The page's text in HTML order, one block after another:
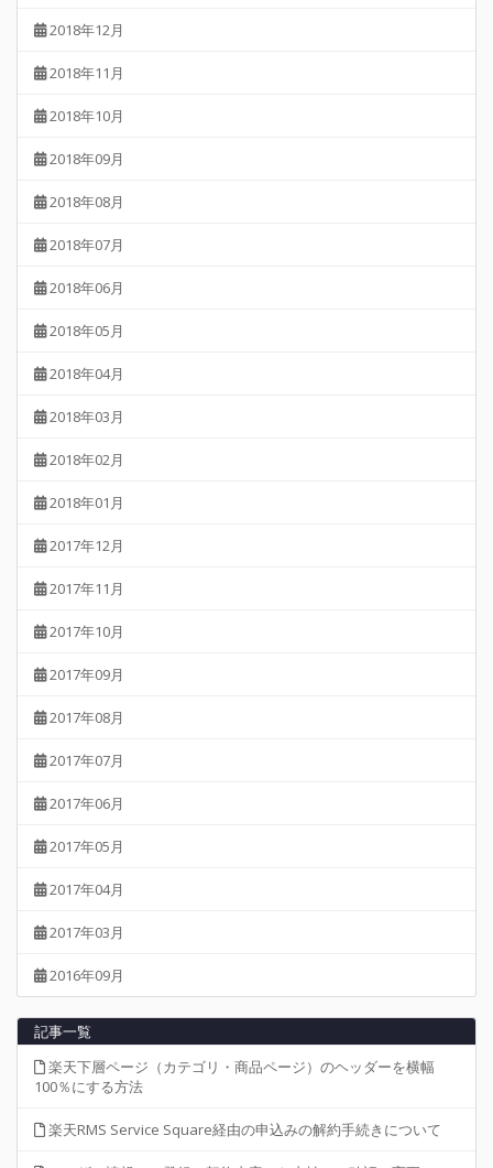
2018年12月
2018年11月
2018年10月
2018年09月
2018年08月
2018年07月
2018年06月
2018年05月
2018年04月
2018年03月
2018年02月
2018年01月
2017年12月
2017年11月
2017年10月
2017年09月
2017年08月
2017年07月
2017年06月
2017年05月
2017年04月
2017年03月
2016年09月
記事一覧
楽天下層ページ（カテゴリ・商品ページ）のヘッダーを横幅
100％にする方法
楽天RMS Service Square経由の申込みの解約手続きについて